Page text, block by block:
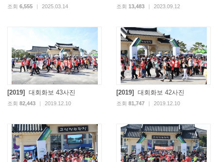
조회 6,555 2025.03.14 조회 13,483 2023.09.12
[2019] 대회화보 43사진
조회 82,443 2019.12.10
[2019] 대회화보 42사진
조회 81,747 2019.12.10